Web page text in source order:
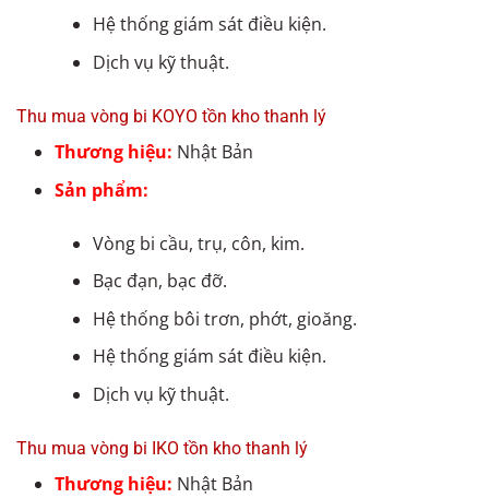
Hệ thống giám sát điều kiện.
Dịch vụ kỹ thuật.
Thu mua vòng bi KOYO tồn kho thanh lý
Thương hiệu: Nhật Bản
Sản phẩm:
Vòng bi cầu, trụ, côn, kim.
Bạc đạn, bạc đỡ.
Hệ thống bôi trơn, phớt, gioăng.
Hệ thống giám sát điều kiện.
Dịch vụ kỹ thuật.
Thu mua vòng bi IKO tồn kho thanh lý
Thương hiệu: Nhật Bản